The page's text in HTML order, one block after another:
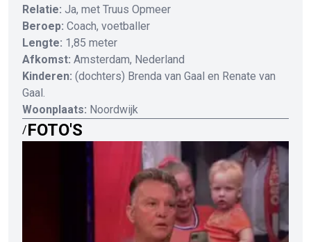
Relatie: Ja, met Truus Opmeer
Beroep: Coach, voetballer
Lengte: 1,85 meter
Afkomst: Amsterdam, Nederland
Kinderen: (dochters) Brenda van Gaal en Renate van
Gaal.
Woonplaats: Noordwijk
/FOTO'S